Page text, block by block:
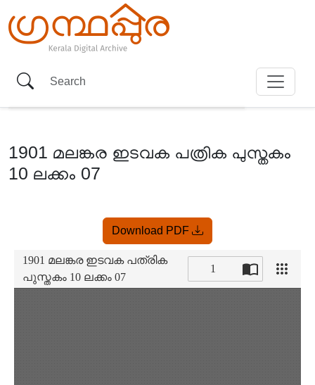
1901 മലങ്കര ഇടവക പത്രിക പുസ്തകം
10 ലക്കം 07
Download PDF